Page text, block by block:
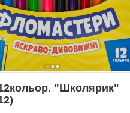
"Школярик"